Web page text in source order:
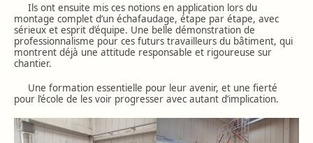
Ils ont ensuite mis ces notions en application lors du
montage complet d’un échafaudage, étape par étape, avec
sérieux et esprit d’équipe. Une belle démonstration de
professionnalisme pour ces futurs travailleurs du bâtiment, qui
montrent déjà une attitude responsable et rigoureuse sur
chantier.
Une formation essentielle pour leur avenir, et une fierté
pour l’école de les voir progresser avec autant d’implication.